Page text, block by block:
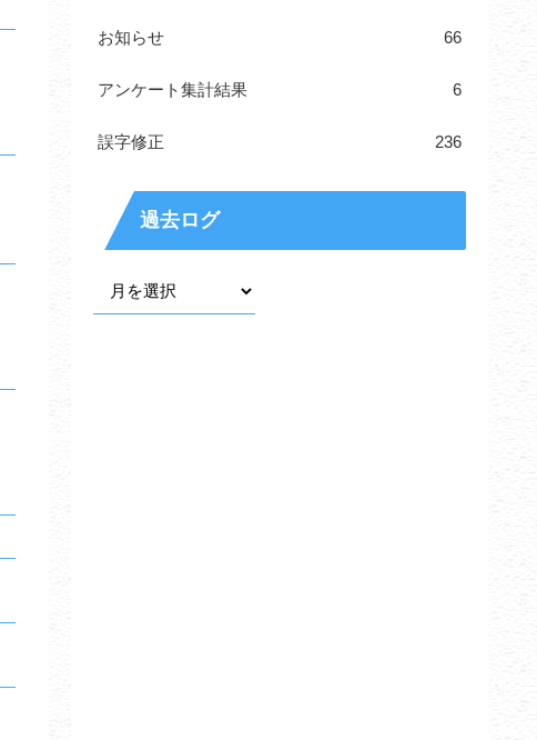
お知らせ 66
アンケート集計結果 6
誤字修正 236
過去ログ